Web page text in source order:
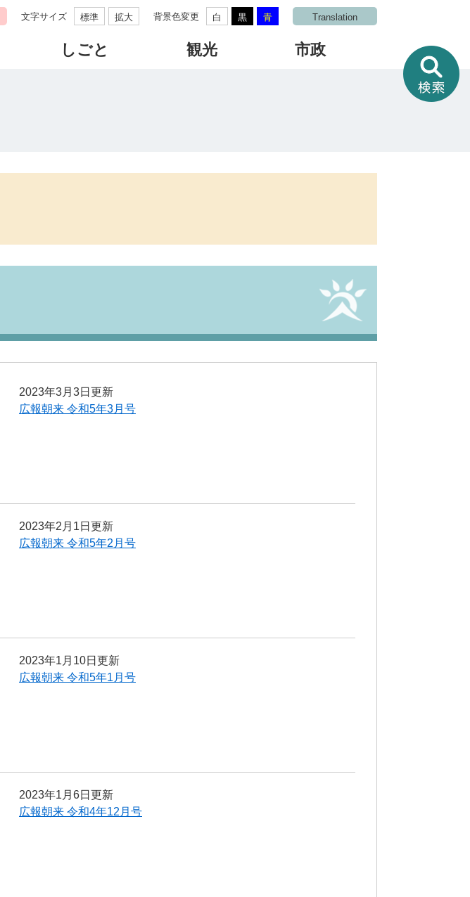
文字サイズ 標準 拡大 背景色変更 白 黒 青 Translation
しごと 観光 市政
情
報
を
2023年3月3日更新
広報朝来 令和5年3月号
2023年2月1日更新
広報朝来 令和5年2月号
2023年1月10日更新
広報朝来 令和5年1月号
2023年1月6日更新
広報朝来 令和4年12月号